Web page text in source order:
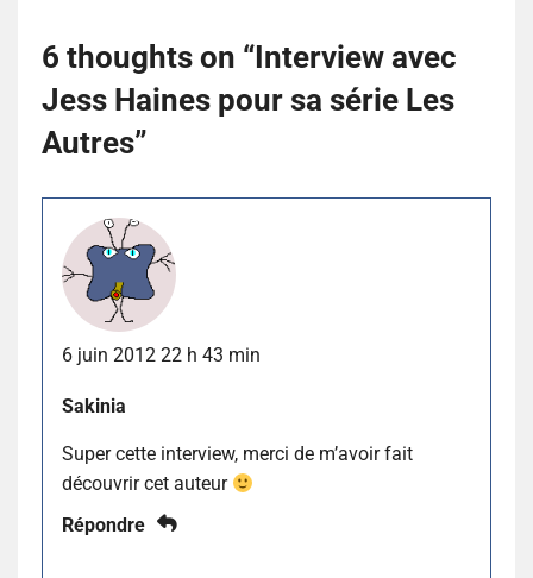
6 thoughts on “Interview avec
Jess Haines pour sa série Les
Autres”
6 juin 2012 22 h 43 min
Sakinia
Super cette interview, merci de m’avoir fait
découvrir cet auteur
Répondre